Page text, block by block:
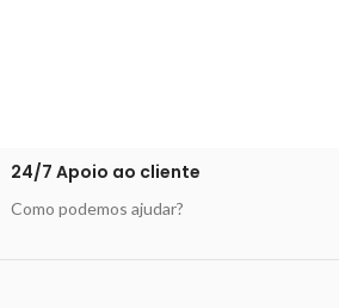
24/7 Apoio ao cliente
Como podemos ajudar?